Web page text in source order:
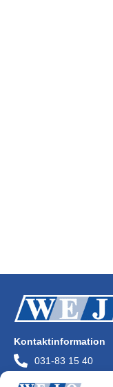
Kontaktinformation
031-83 15 40
info@wejo.se